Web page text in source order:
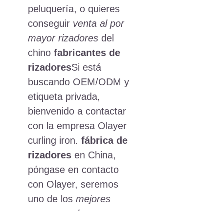
peluquería, o quieres
conseguir venta al por
mayor rizadores del
chinofabricantes de
rizadoresSi está
buscando OEM/ODM y
etiqueta privada,
bienvenido a contactar
con la empresa Olayer
curling iron.fábrica de
rizadores en China,
póngase en contacto
con Olayer, seremos
uno de losmejores